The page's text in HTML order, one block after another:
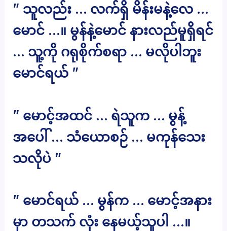
” သူလည်း … လက်ရှိ မိန်းမနဲ့လေ …
မောင် …။ မွန်နဲ့မောင် နားလည်မူရှိရင်
… သူ့ကို ဂရုစိုက်စရာ … မလိုပါဘူး
မောင်ရယ် ”
” မောင့်အထင် … ရဲသူက … မွန့်
အပေါ် … သံယောစဉ် … မကုန်သေး
သလိုပဲ ”
” မောင်ရယ် … မွန်က … မောင့်အနား
မှာ တသက် လုံး နေမယ့်သူပါ …။